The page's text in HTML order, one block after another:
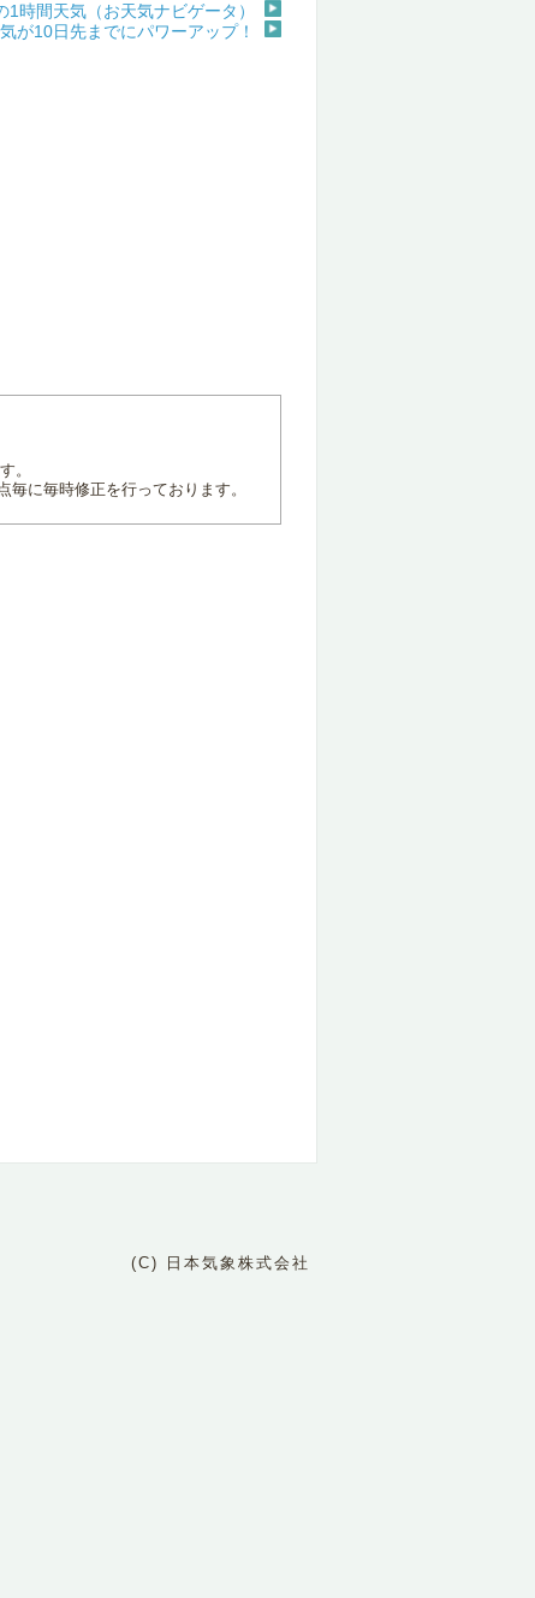
1時間天気（お天気ナビゲータ）
が10日先までにパワーアップ！
。
に毎時修正を行っております。
(C) 日本気象株式会社